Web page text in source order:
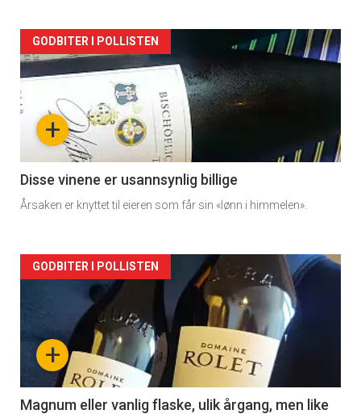
Forsiden
akkurat
nå
2
+
GODBITER I POLLISTEN
Disse vinene er usannsynlig billige
Årsaken er knyttet til eieren som får sin «lønn i himmelen».
Forsiden
akkurat
nå
3
+
GODBITER I POLLISTEN
Magnum eller vanlig flaske, ulik årgang, men like